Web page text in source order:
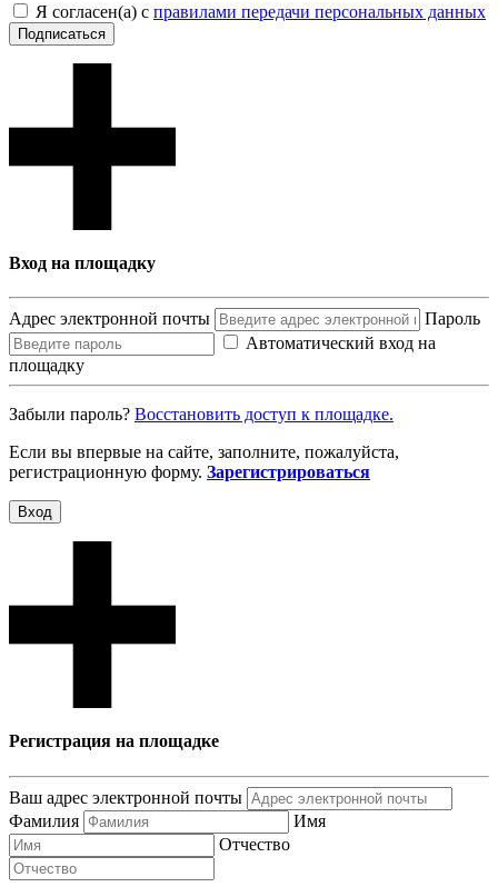
Я согласен(а) с правилами передачи персональных данных
Подписаться
Вход на площадку
Адрес электронной почты
Пароль
Автоматический вход на
площадку
Забыли пароль? Восcтановить доступ к площадке.
Если вы впервые на сайте, заполните, пожалуйста,
регистрационную форму. Зарегистрироваться
Вход
Регистрация на площадке
Ваш адрес электронной почты
Фамилия
Имя
Отчество